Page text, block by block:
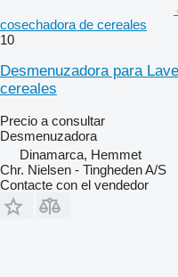
cosechadora de cereales
10
Desmenuzadora para
cereales
Precio a consultar
Desmenuzadora
Dinamarca, Hemmet
Chr. Nielsen - Tingheden A/S
Contacte con el vendedor